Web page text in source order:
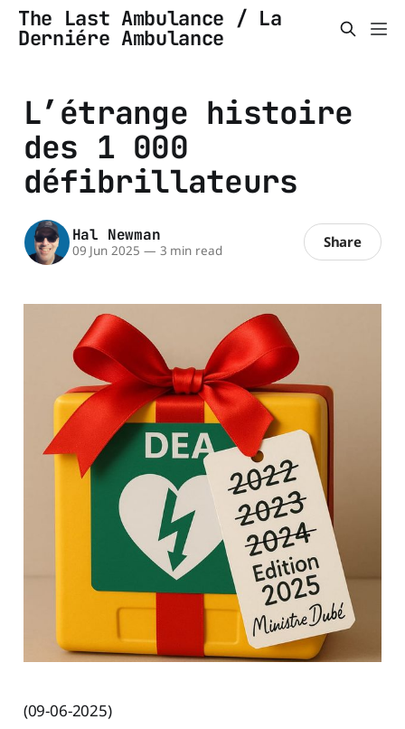
The Last Ambulance / La
Derniére Ambulance
L’étrange histoire
des 1 000
défibrillateurs
Hal Newman
09 Jun 2025 — 3 min read Share
(09-06-2025)